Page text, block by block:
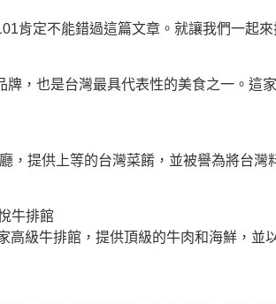
肯定不能錯過這篇文章。就讓我們一起
牌，也是台灣最具代表性的美食之一。
，提供上等的台灣菜餚，並被譽為將台
牛排館
高級牛排館，提供頂級的牛肉和海鮮，